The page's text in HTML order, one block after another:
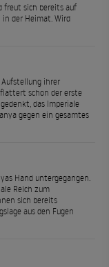
freut sich bereits auf
in der Heimat. Wird
Aufstellung ihrer
schon der erste
das Imperiale
gegen ein gesamtes
Hand untergegangen.
Reich zum
sich bereits
aus den Fugen